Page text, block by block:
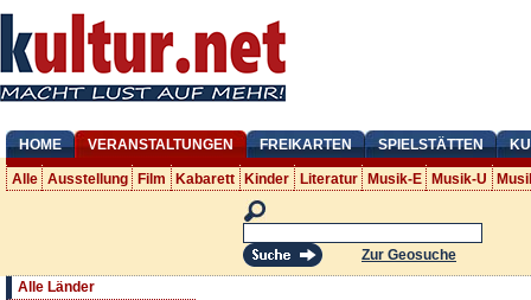
HOME VERANSTALTUNGEN FREIKARTEN SPIELSTÄTTEN
Alle Ausstellung Film Kabarett Kinder Literatur Musik-E Musik-U
Zur Geosuche
Alle Länder